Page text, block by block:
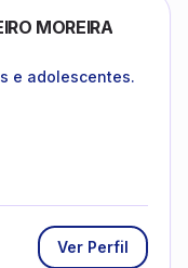
MOREIRA
e adolescentes.
Ver Perfil